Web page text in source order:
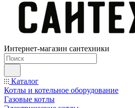
Интернет-магазин сантехники
Каталог
Котлы и котельное оборудование
Газовые котлы